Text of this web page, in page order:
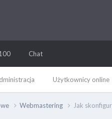
Użytkownicy online
Chat
Webmastering Jak